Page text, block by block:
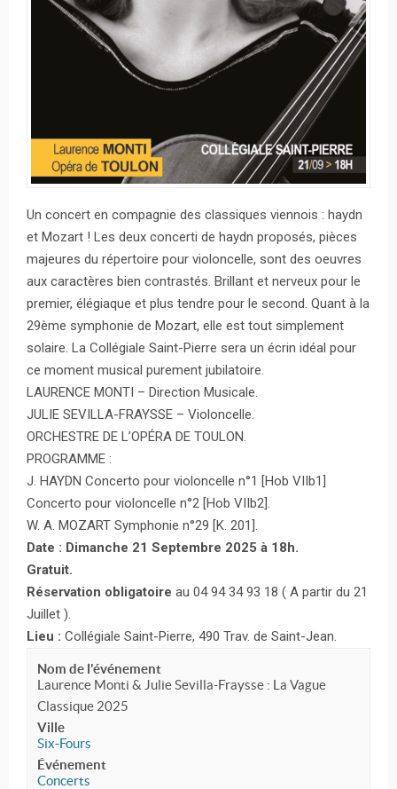
Un concert en compagnie des classiques viennois : haydn
et Mozart ! Les deux concerti de haydn proposés, pièces
majeures du répertoire pour violoncelle, sont des oeuvres
aux caractères bien contrastés. Brillant et nerveux pour le
premier, élégiaque et plus tendre pour le second. Quant à la
29ème symphonie de Mozart, elle est tout simplement
solaire. La Collégiale Saint-Pierre sera un écrin idéal pour
ce moment musical purement jubilatoire.
LAURENCE MONTI – Direction Musicale.
JULIE SEVILLA-FRAYSSE – Violoncelle.
ORCHESTRE DE L’OPÉRA DE TOULON.
PROGRAMME :
J. HAYDN Concerto pour violoncelle n°1 [Hob VIIb1]
Concerto pour violoncelle n°2 [Hob VIIb2].
W. A. MOZART Symphonie n°29 [K. 201].
Date : Dimanche 21 Septembre 2025 à 18h.
Gratuit.
Réservation obligatoire au 04 94 34 93 18 ( A partir du 21
Juillet ).
Lieu : Collégiale Saint-Pierre, 490 Trav. de Saint-Jean.
Nom de l'événement
Laurence Monti & Julie Sevilla-Fraysse : La Vague
Classique 2025
Ville
Six-Fours
Événement
Concerts